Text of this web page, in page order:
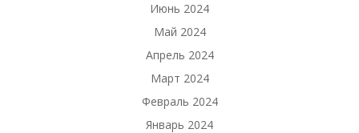
Июнь 2024
Май 2024
Апрель 2024
Март 2024
Февраль 2024
Январь 2024